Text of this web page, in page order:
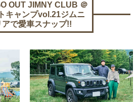
OUT JIMNY CLUB ＠
キャンプvol.21ジムニ
アで愛車スナップ!!